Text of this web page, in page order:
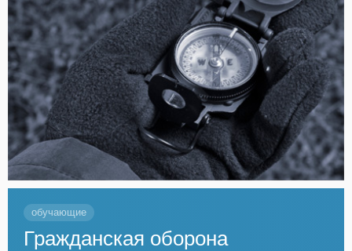
обучающие
Гражданская оборона